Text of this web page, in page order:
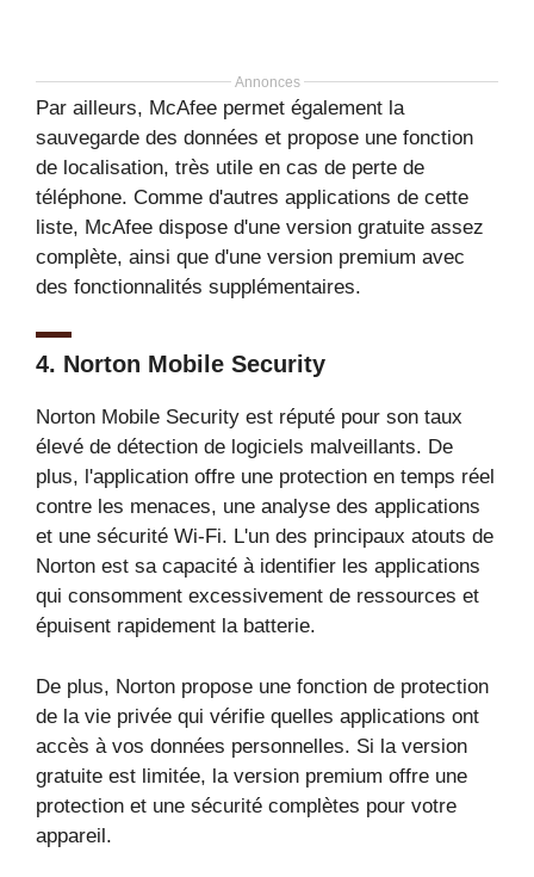
Annonces
Par ailleurs, McAfee permet également la
sauvegarde des données et propose une fonction
de localisation, très utile en cas de perte de
téléphone. Comme d'autres applications de cette
liste, McAfee dispose d'une version gratuite assez
complète, ainsi que d'une version premium avec
des fonctionnalités supplémentaires.
4. Norton Mobile Security
Norton Mobile Security est réputé pour son taux
élevé de détection de logiciels malveillants. De
plus, l'application offre une protection en temps réel
contre les menaces, une analyse des applications
et une sécurité Wi-Fi. L'un des principaux atouts de
Norton est sa capacité à identifier les applications
qui consomment excessivement de ressources et
épuisent rapidement la batterie.
De plus, Norton propose une fonction de protection
de la vie privée qui vérifie quelles applications ont
accès à vos données personnelles. Si la version
gratuite est limitée, la version premium offre une
protection et une sécurité complètes pour votre
appareil.